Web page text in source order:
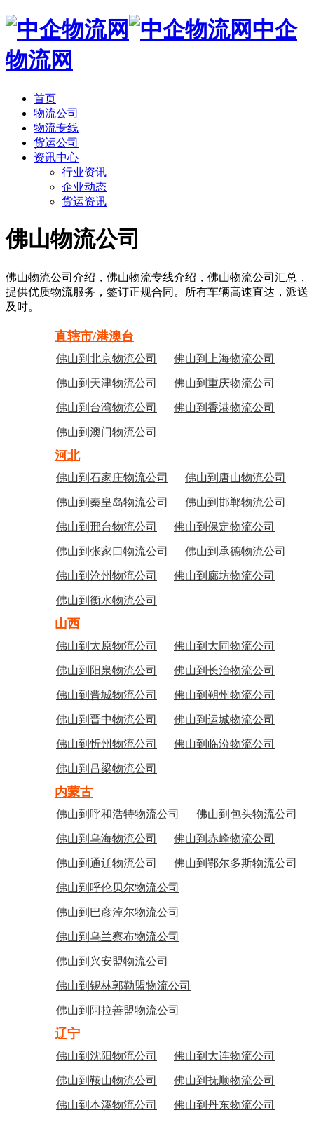
中企
物流网
首页
物流公司
物流专线
货运公司
资讯中心
行业资讯
企业动态
货运资讯
佛山物流公司
佛山物流公司介绍，佛山物流专线介绍，佛山物流公司汇总，
提供优质物流服务，签订正规合同。所有车辆高速直达，派送
及时。
直辖市/港澳台
佛山到北京物流公司 佛山到上海物流公司
佛山到天津物流公司 佛山到重庆物流公司
佛山到台湾物流公司 佛山到香港物流公司
佛山到澳门物流公司
河北
佛山到石家庄物流公司 佛山到唐山物流公司
佛山到秦皇岛物流公司 佛山到邯郸物流公司
佛山到邢台物流公司 佛山到保定物流公司
佛山到张家口物流公司 佛山到承德物流公司
佛山到沧州物流公司 佛山到廊坊物流公司
佛山到衡水物流公司
山西
佛山到太原物流公司 佛山到大同物流公司
佛山到阳泉物流公司 佛山到长治物流公司
佛山到晋城物流公司 佛山到朔州物流公司
佛山到晋中物流公司 佛山到运城物流公司
佛山到忻州物流公司 佛山到临汾物流公司
佛山到吕梁物流公司
内蒙古
佛山到呼和浩特物流公司 佛山到包头物流公司
佛山到乌海物流公司 佛山到赤峰物流公司
佛山到通辽物流公司 佛山到鄂尔多斯物流公司
佛山到呼伦贝尔物流公司
佛山到巴彦淖尔物流公司
佛山到乌兰察布物流公司
佛山到兴安盟物流公司
佛山到锡林郭勒盟物流公司
佛山到阿拉善盟物流公司
辽宁
佛山到沈阳物流公司 佛山到大连物流公司
佛山到鞍山物流公司 佛山到抚顺物流公司
佛山到本溪物流公司 佛山到丹东物流公司